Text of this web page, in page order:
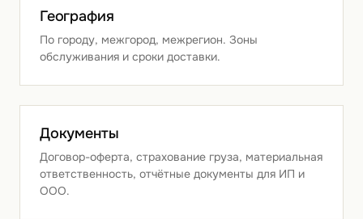
География
По городу, межгород, межрегион. Зоны
обслуживания и сроки доставки.
Документы
Договор-оферта, страхование груза, материальная
ответственность, отчётные документы для ИП и
ООО.